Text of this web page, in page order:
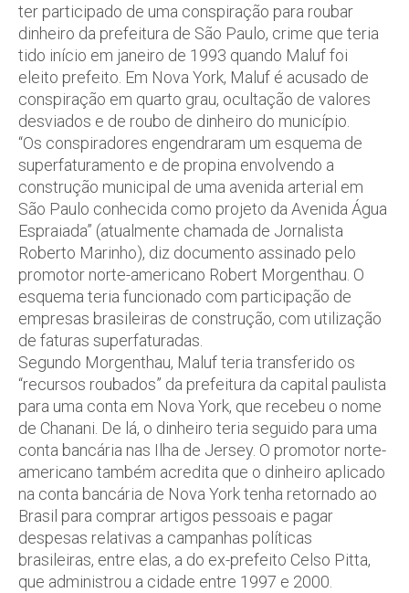
ter participado de uma conspiração para roubar
dinheiro da prefeitura de São Paulo, crime que teria
tido início em janeiro de 1993 quando Maluf foi
eleito prefeito. Em Nova York, Maluf é acusado de
conspiração em quarto grau, ocultação de valores
desviados e de roubo de dinheiro do município.
“Os conspiradores engendraram um esquema de
superfaturamento e de propina envolvendo a
construção municipal de uma avenida arterial em
São Paulo conhecida como projeto da Avenida Água
Espraiada” (atualmente chamada de Jornalista
Roberto Marinho), diz documento assinado pelo
promotor norte-americano Robert Morgenthau. O
esquema teria funcionado com participação de
empresas brasileiras de construção, com utilização
de faturas superfaturadas.
Segundo Morgenthau, Maluf teria transferido os
“recursos roubados” da prefeitura da capital paulista
para uma conta em Nova York, que recebeu o nome
de Chanani. De lá, o dinheiro teria seguido para uma
conta bancária nas Ilha de Jersey. O promotor norte-
americano também acredita que o dinheiro aplicado
na conta bancária de Nova York tenha retornado ao
Brasil para comprar artigos pessoais e pagar
despesas relativas a campanhas políticas
brasileiras, entre elas, a do ex-prefeito Celso Pitta,
que administrou a cidade entre 1997 e 2000.